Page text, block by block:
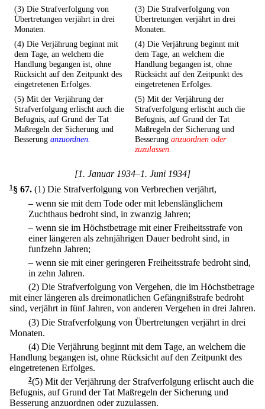
(3) Die Strafverfolgung von
Übertretungen verjährt in drei
Monaten.
(3) Die Strafverfolgung von
Übertretungen verjährt in drei
Monaten.
(4) Die Verjährung beginnt mit
dem Tage, an welchem die
Handlung begangen ist, ohne
Rücksicht auf den Zeitpunkt des
eingetretenen Erfolges.
(4) Die Verjährung beginnt mit
dem Tage, an welchem die
Handlung begangen ist, ohne
Rücksicht auf den Zeitpunkt des
eingetretenen Erfolges.
(5) Mit der Verjährung der
Strafverfolgung erlischt auch die
Befugnis, auf Grund der Tat
Maßregeln der Sicherung und
Besserung anzuordnen.
(5) Mit der Verjährung der
Strafverfolgung erlischt auch die
Befugnis, auf Grund der Tat
Maßregeln der Sicherung und
Besserung anzuordnen oder
zuzulassen.
[1. Januar 1934–1. Juni 1934]
1§ 67. (1) Die Strafverfolgung von Verbrechen verjährt,
– wenn sie mit dem Tode oder mit lebenslänglichem
Zuchthaus bedroht sind, in zwanzig Jahren;
– wenn sie im Höchstbetrage mit einer Freiheitsstrafe von
einer längeren als zehnjährigen Dauer bedroht sind, in
funfzehn Jahren;
– wenn sie mit einer geringeren Freiheitsstrafe bedroht sind,
in zehn Jahren.
(2) Die Strafverfolgung von Vergehen, die im Höchstbetrage
mit einer längeren als dreimonatlichen Gefängnißstrafe bedroht
sind, verjährt in fünf Jahren, von anderen Vergehen in drei Jahren.
(3) Die Strafverfolgung von Übertretungen verjährt in drei
Monaten.
(4) Die Verjährung beginnt mit dem Tage, an welchem die
Handlung begangen ist, ohne Rücksicht auf den Zeitpunkt des
eingetretenen Erfolges.
2(5) Mit der Verjährung der Strafverfolgung erlischt auch die
Befugnis, auf Grund der Tat Maßregeln der Sicherung und
Besserung anzuordnen oder zuzulassen.